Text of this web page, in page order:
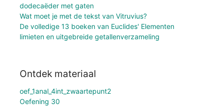
dodecaëder met gaten
Wat moet je met de tekst van Vitruvius?
De volledige 13 boeken van Euclides' Elementen
limieten en uitgebreide getallenverzameling
Ontdek materiaal
oef_1anal_4int_zwaartepunt2
Oefening 30